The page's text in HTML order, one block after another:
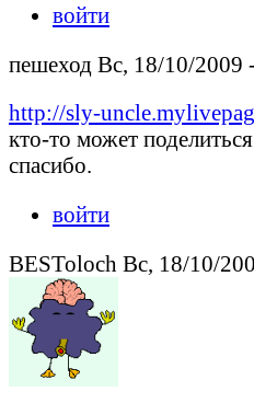
войти
пешеход Вс, 18/10/2009
http://sly-
кто-то может
спасибо.
войти
BESToloch Вс, 18/10/